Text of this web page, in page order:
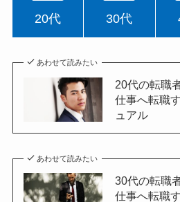
20代 30代
あわせて読みたい
20代の転職
仕事へ転職
ュアル
あわせて読みたい
30代の転職
仕事へ転職